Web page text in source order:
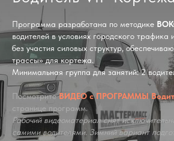
Программа разработана по методике
водителей в условиях городского трафика
без участия силовых структур,
трассы» для кортежа.
Минимальная группа для занятий: 2
ПосмотритеВИДЕО с ПРОГРАММЫ
странице программ.
Рабочий видеоматериал снят
самими водителями. Зимний вариант